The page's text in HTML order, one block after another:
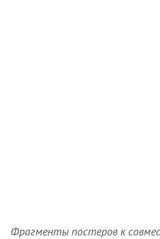
Фрагменты постеров к